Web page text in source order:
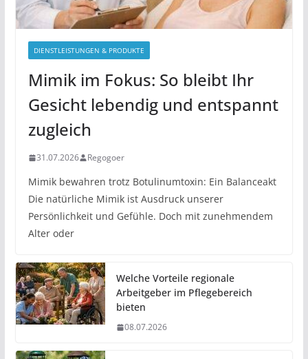
DIENSTLEISTUNGEN & PRODUKTE
Mimik im Fokus: So bleibt Ihr
Gesicht lebendig und entspannt
zugleich
31.07.2026 Regogoer
Mimik bewahren trotz Botulinumtoxin: Ein Balanceakt
Die natürliche Mimik ist Ausdruck unserer
Persönlichkeit und Gefühle. Doch mit zunehmendem
Alter oder
Welche Vorteile regionale
Arbeitgeber im Pflegebereich
bieten
08.07.2026